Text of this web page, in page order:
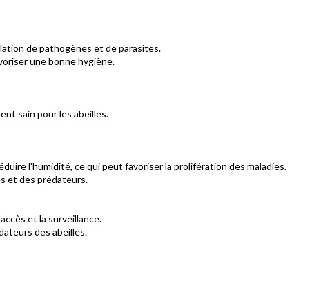
de pathogènes et de parasites.
une bonne hygiène.
sain pour les abeilles.
l'humidité, ce qui peut favoriser la prolifération des maladies.
et des prédateurs.
et la surveillance.
des abeilles.